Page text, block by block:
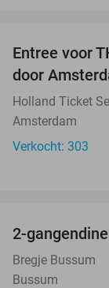
Entree voor
door
Holland Ticket
Amsterdam
Verkocht: 303
2-
Bregje Bussum
Bussum